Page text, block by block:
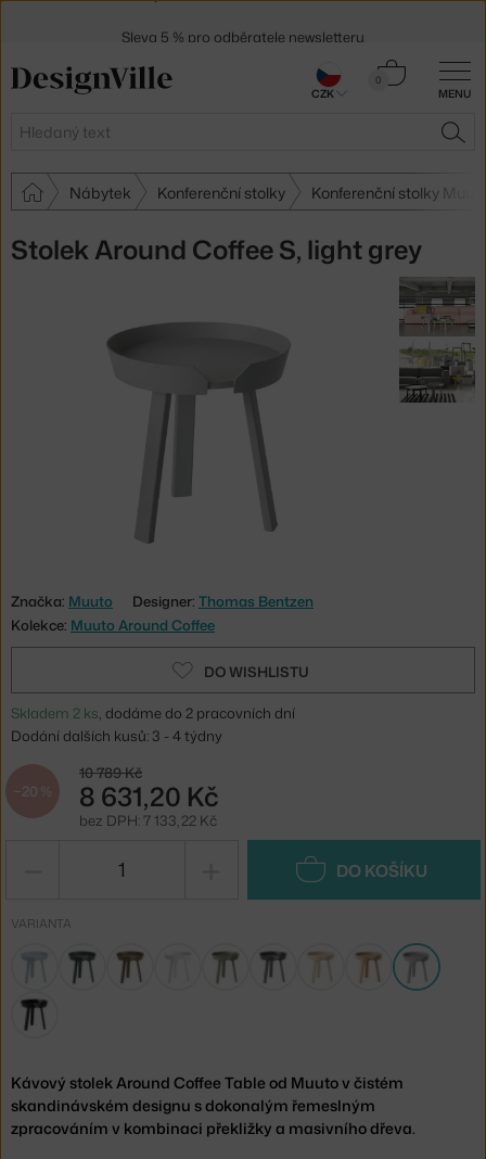
MENU
Hledat
0
Košík
Nábytek Konferenční stolky Konferenční stolky
Stolek Around Coffee S, light grey
Značka: Muuto Designer: Thomas Bentzen
Kolekce: Muuto Around Coffee
DO WISHLISTU
Skladem 2 ks, dodáme do 2 pracovních dní
Dodání dalších kusů: 3 - 4 týdny
−20 %
10 789 Kč
8 631,20 Kč
bez DPH: 7 133,22 Kč
DO KOŠÍKU
VARIANTA
Kávový stolek Around Coffee Table od Muuto v čistém
skandinávském designu s dokonalým řemeslným
zpracováním v kombinaci překližky a masivního dřeva.
30 dní na vrácení zboží
CZK